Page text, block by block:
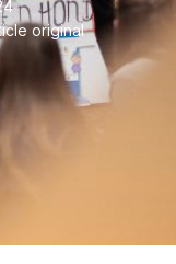
original